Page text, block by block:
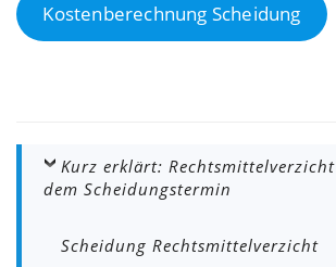
Kostenberechnung Scheidung
Kurz erklärt:
dem Scheidungstermin
Scheidung Rechtsmittelverzicht